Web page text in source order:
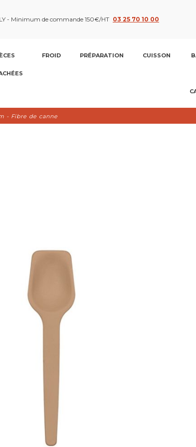
- Minimum de commande 150€/HT 03 25 70 10 00
FROID PRÉPARATION CUISSON
- Fibre de canne